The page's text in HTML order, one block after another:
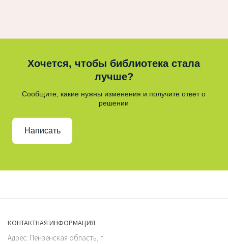
Хочется, чтобы библиотека стала
лучше?
Сообщите, какие нужны изменения и получите ответ о
решении
Написать
КОНТАКТНАЯ ИНФОРМАЦИЯ
Адрес: Пензенская область, г.